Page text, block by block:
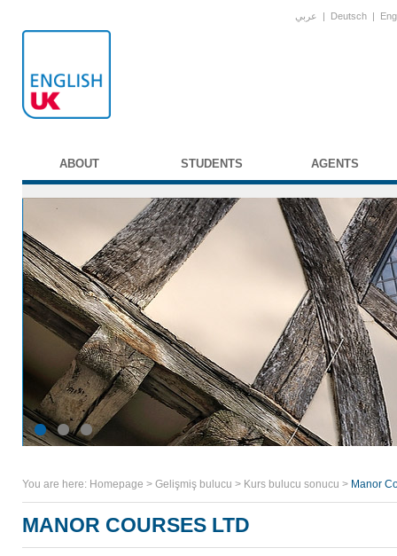
عربي | Deutsch |
ABOUT STUDENTS AGENTS
You are here: Homepage > Gelişmiş bulucu > Kurs bulucu sonucu > Manor
MANOR COURSES LTD